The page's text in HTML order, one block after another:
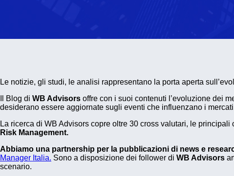
Le notizie, gli studi, le analisi rappresentano la porta aperta
Il Blog di WB Advisors offre con i suoi contenuti l’evoluzione dei
desiderano essere aggiornate sugli eventi che influenzano i
La ricerca di WB Advisors copre oltre 30 cross valutari, le
Risk Management.
Abbiamo una partnership per la pubblicazioni di news e
Manager Italia. Sono a disposizione dei follower di WB Advisors
scenario.